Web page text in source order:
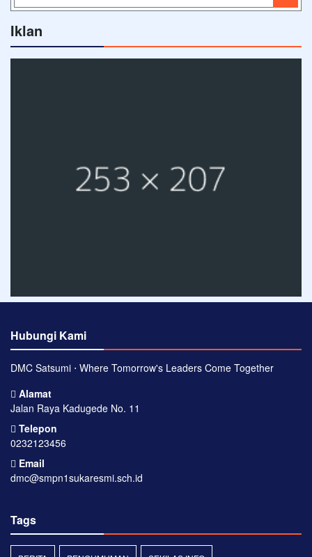
Iklan
Hubungi Kami
DMC Satsumi ⋅ Where Tomorrow's Leaders Come Together
Alamat
Jalan Raya Kadugede No. 11
Telepon
0232123456
Email
dmc@smpn1sukaresmi.sch.id
Tags